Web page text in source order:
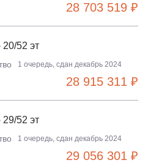
28 703 519 ₽
20/52 эт
1 очередь, сдан декабрь 2024
28 915 311 ₽
29/52 эт
1 очередь, сдан декабрь 2024
29 056 301 ₽